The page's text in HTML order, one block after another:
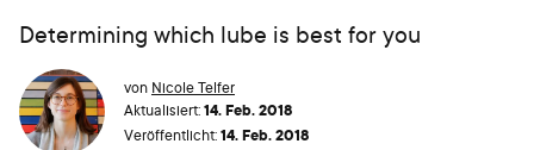
Determining which lube is best for you
von Nicole Telfer
Aktualisiert:14. Feb. 2018
Veröffentlicht:14. Feb. 2018